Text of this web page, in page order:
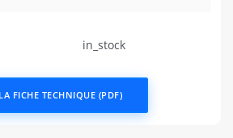
in_stock
FICHE TECHNIQUE (PDF)